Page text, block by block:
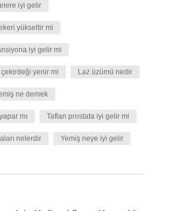
iyi gelir
yükseltir mi
iyi gelir mi
yenir mi Laz üzümü nedir
ne demek
mı Taflan prostata iyi gelir mi
nelerdir Yemiş neye iyi gelir